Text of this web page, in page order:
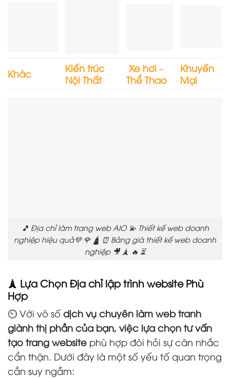
Khác
Kiến trúc
Nội Thất
Xe hơi –
Thể Thao
Khuyến
Mại
🎵 Địa chỉ làm trang web AIO 💫 Thiết kế web doanh
nghiệp hiệu quả💜 🌹 🛕 ⏰ Bảng giá thiết kế web doanh
nghiệp 🎥 🗼 🔥 ⏳
🗼 Lựa Chọn Địa chỉ lập trình website Phù
Hợp
⏲️ Với vô số dịch vụ chuyên làm web tranh
giành thị phần của bạn, việc lựa chọn tư vấn
tạo trang website phù hợp đòi hỏi sự cân nhắc
cẩn thận. Dưới đây là một số yếu tố quan trọng
cần suy ngẫm: